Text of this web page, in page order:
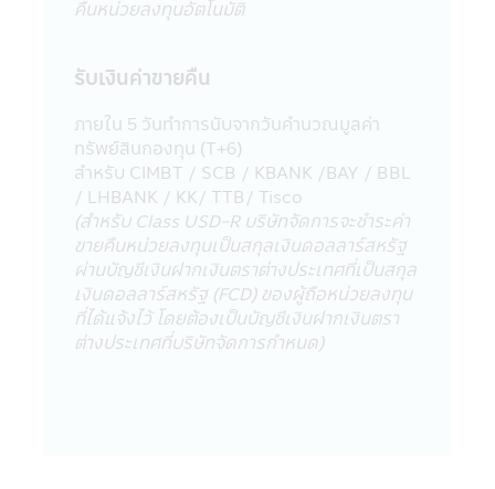
ขายหน่วยลงทุน
ประเทศ และไม่ได้ป้องกันความเสี่ยงของอัตรา
หรือได้รับกำไรจากอัตราแลกเปลี่ยน หรือได้รับ
เงินคืนต่ำกว่าเงินลงทุนเริ่มแรกได้
• กองทุนรวมมีประกัน ผู้ลงทุนที่ถือหน่วยที่
ลงทุนจนครบระยะเวลาการประกันที่กำหนดใน
หนังสือชี้ชวนนี้จะได้รับชำระเงินลงทุนคืนตาม
เงื่อนไขในการรับประกันอย่างไรก็ดี การประกัน
ดังกล่าวไม่ได้รวมถึงการประกันความสามารถ
ในการชำระหนี้ในอนาคตของผู้ประกัน
• กองทุนรวมมุ่งรักษาเงินต้น เป็นเพียงชื่อ
เรียกประเภทของกองทุนรวมที่จัดนโยบายการ
คืนหน่วยลงทุนอัตโนมัติ
รับเงินค่าขายคืน
ภายใน 5 วันทำการนับจากวันคำนวณมูลค่า
ทรัพย์สินกองทุน (T+6)
สำหรับ CIMBT / SCB / KBANK /BAY / BBL
/ LHBANK / KK/ TTB/ Tisco
(สำหรับ Class USD-R บริษัทจัดการจะชำระค่า
ขายคืนหน่วยลงทุนเป็นสกุลเงินดอลลาร์สหรัฐ
ผ่านบัญชีเงินฝากเงินตราต่างประเทศที่เป็นสกุล
เงินดอลลาร์สหรัฐ (FCD) ของผู้ถือหน่วยลงทุน
ที่ได้แจ้งไว้ โดยต้องเป็นบัญชีเงินฝากเงินตรา
ต่างประเทศที่บริษัทจัดการกำหนด)